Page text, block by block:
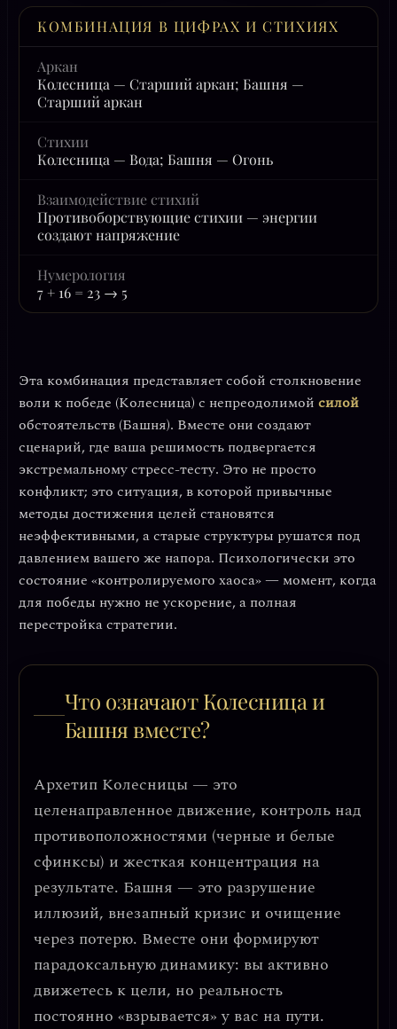
КОМБИНАЦИЯ В ЦИФРАХ И СТИХИЯХ
Аркан
Колесница — Старший аркан; Башня —
Старший аркан
Стихии
Колесница — Вода; Башня — Огонь
Взаимодействие стихий
Противоборствующие стихии — энергии
создают напряжение
Нумерология
7 + 16 = 23 → 5
Эта комбинация представляет собой столкновение
воли к победе (Колесница) с непреодолимой силой
обстоятельств (Башня). Вместе они создают
сценарий, где ваша решимость подвергается
экстремальному стресс-тесту. Это не просто
конфликт; это ситуация, в которой привычные
методы достижения целей становятся
неэффективными, а старые структуры рушатся под
давлением вашего же напора. Психологически это
состояние «контролируемого хаоса»— момент, когда
для победы нужно не ускорение, а полная
перестройка стратегии.
Что означают Колесница и
Башня вместе?
Архетип Колесницы — это
целенаправленное движение, контроль над
противоположностями (черные и белые
сфинксы) и жесткая концентрация на
результате. Башня — это разрушение
иллюзий, внезапный кризис и очищение
через потерю. Вместе они формируют
парадоксальную динамику: вы активно
движетесь к цели, но реальность
постоянно «взрывается» у вас на пути.